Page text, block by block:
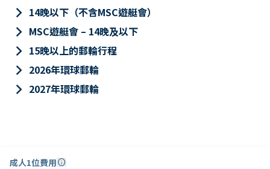
keyboard_arrow_right 14晚以下（不含MSC遊艇會）
keyboard_arrow_right MSC遊艇會 – 14晚及以下
keyboard_arrow_right 15晚以上的郵輪行程
keyboard_arrow_right 2026年環球郵輪
keyboard_arrow_right 2027年環球郵輪
成人1位費用info